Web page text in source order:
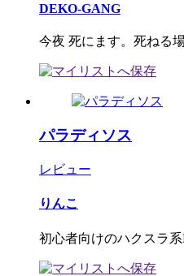
DEKO-GANG
今夜 死にます。死ねる
パラディソス
レビュー
りんこ
初心者向けのハクスラ系